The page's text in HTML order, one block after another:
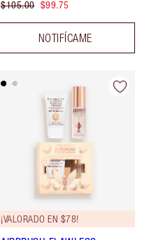
$105.00 $99.75
NOTIFÍCAME
¡VALORADO EN $78!